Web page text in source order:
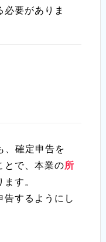
必要がありま
、確定申告を
とで、本業の所
す。
告するようにし